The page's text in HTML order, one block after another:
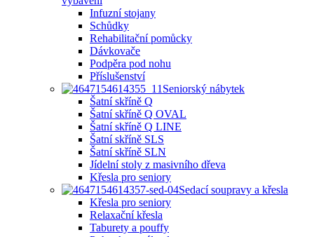
Infuzní stojany
Schůdky
Rehabilitační pomůcky
Dávkovače
Podpěra pod nohu
Příslušenství
Seniorský nábytek
Šatní skříně Q
Šatní skříně Q OVAL
Šatní skříně Q LINE
Šatní skříně SLS
Šatní skříně SLN
Jídelní stoly z masivního dřeva
Křesla pro seniory
Sedací soupravy a křesla
Křesla pro seniory
Relaxační křesla
Taburety a pouffy